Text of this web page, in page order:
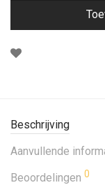
Beschrijving
Aanvullende
Beoordelingen 0